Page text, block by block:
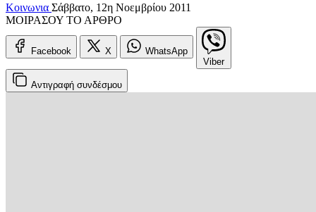
Κοινωνια Σάββατο, 12η Νοεμβρίου 2011
ΜΟΙΡΑΣΟΥ ΤΟ ΑΡΘΡΟ
Facebook X
WhatsApp
Viber
Αντιγραφή συνδέσμου